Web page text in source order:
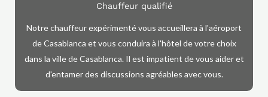
Chauffeur qualifié
Notre chauffeur expérimenté vous accueillera à l'aéroport
de Casablanca et vous conduira à l'hôtel de votre choix
dans la ville de Casablanca. Il est impatient de vous aider et
d'entamer des discussions agréables avec vous.